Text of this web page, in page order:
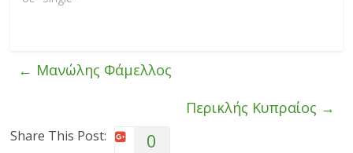
← Μανώλης Φάμελλος
Περικλής Κυπραίος →
Share This Post: 0